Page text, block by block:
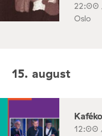
Oslo
15. august
12:00